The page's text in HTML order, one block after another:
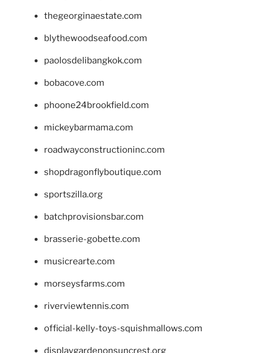
thegeorginaestate.com
blythewoodseafood.com
paolosdelibangkok.com
bobacove.com
phoone24brookfield.com
mickeybarmama.com
roadwayconstructioninc.com
shopdragonflyboutique.com
sportszilla.org
batchprovisionsbar.com
brasserie-gobette.com
musicrearte.com
morseysfarms.com
riverviewtennis.com
official-kelly-toys-squishmallows.com
displaygardenonsuncrest.org